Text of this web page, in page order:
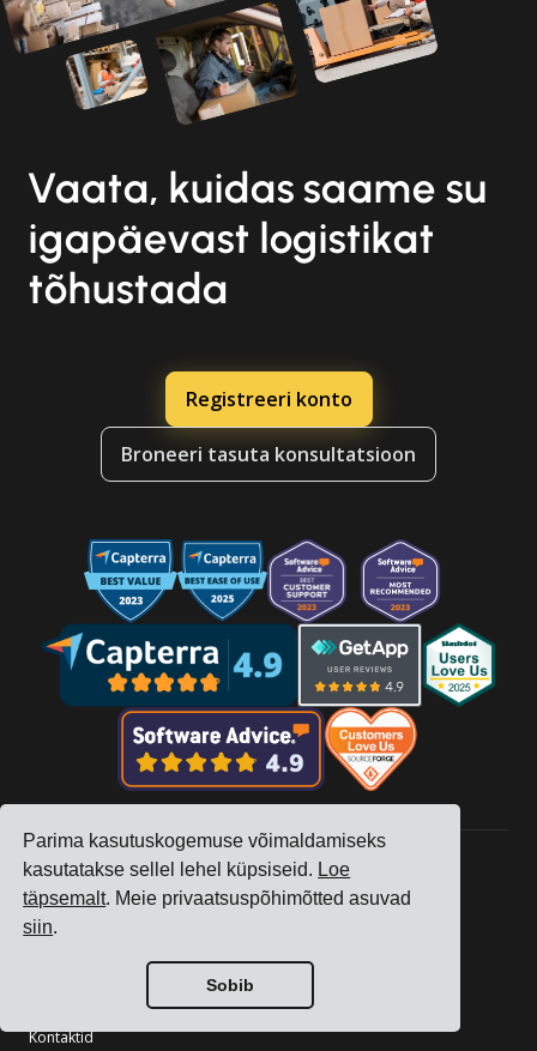
Parima kasutuskogemuse võimaldamiseks
kasutatakse sellel lehel küpsiseid. Loe
täpsemalt. Meie privaatsuspõhimõtted asuvad
siin.
Sobib
Vaata, kuidas saame su
igapäevast logistikat
tõhustada
Registreeri konto
Broneeri tasuta konsultatsioon
Ettevõte
Kontaktid